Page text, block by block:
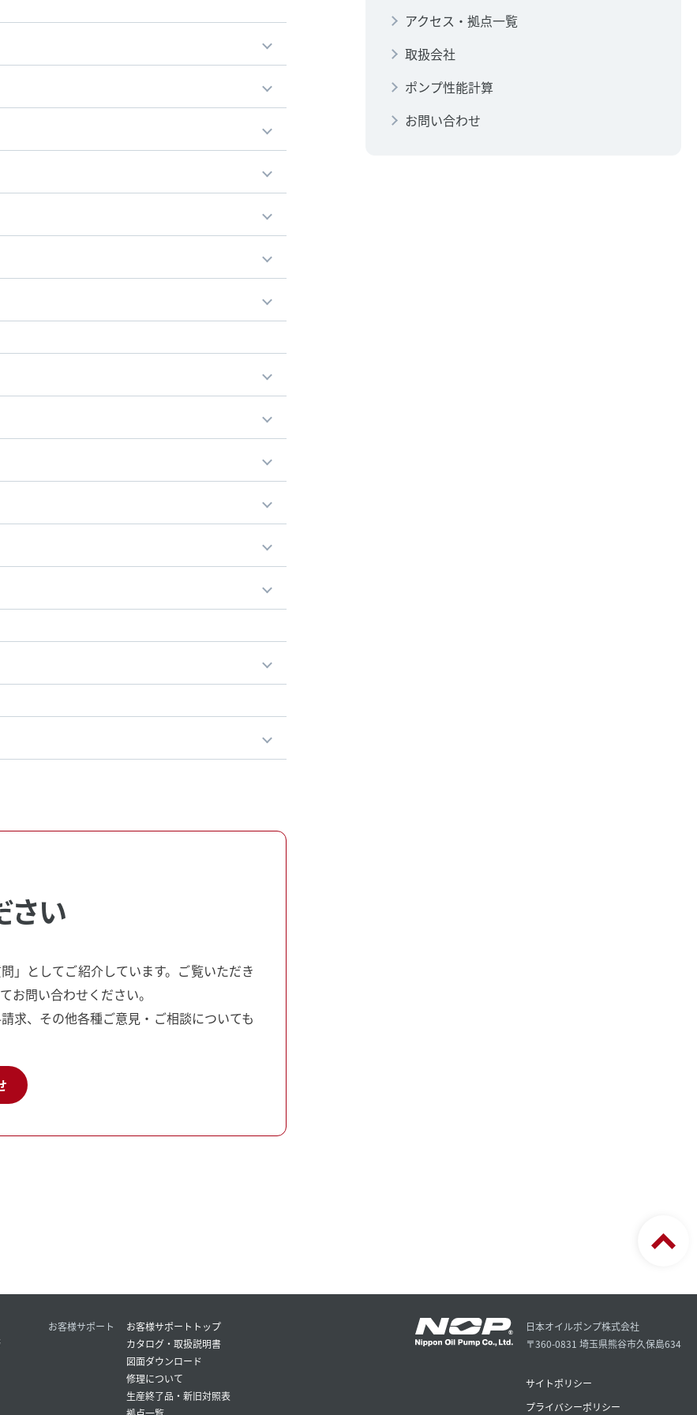
さい
」としてご紹介しています。ご覧いただき
お問い合わせください。
求、その他各種ご意見・ご相談についても
アクセス・拠点一覧
取扱会社
ポンプ性能計算
お問い合わせ
お客様サポート
お客様サポートトップ
カタログ・取扱説明書
図面ダウンロード
修理について
生産終了品・新旧対照表
日本オイルポンプ株式会社
〒360-0831 埼玉県熊谷市久保島634
サイトポリシー
プライバシーポリシー